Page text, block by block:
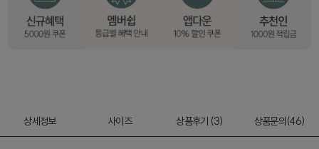
상세정보 사이즈 상품후기 (3) 상품문의(46)